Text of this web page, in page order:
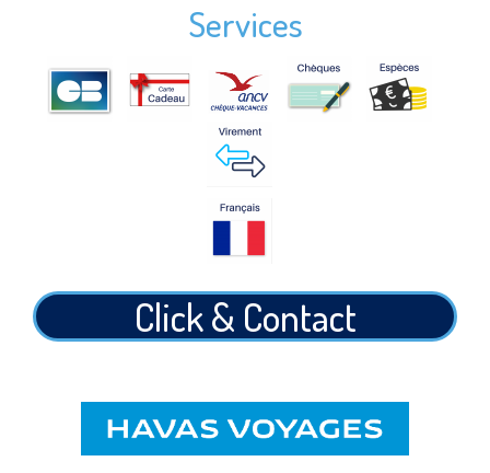
Services
Click & Contact